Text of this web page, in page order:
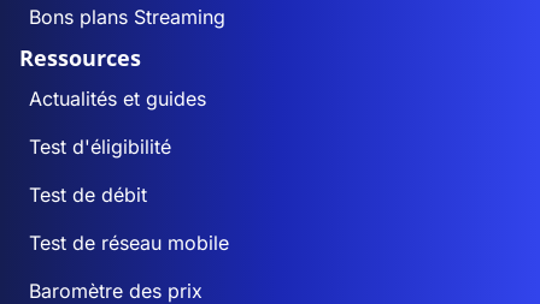
Bons plans Streaming
Ressources
Actualités et guides
Test d'éligibilité
Test de débit
Test de réseau mobile
Baromètre des prix